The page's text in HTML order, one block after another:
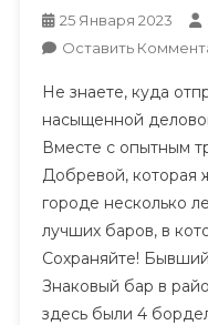
25 Января 2023
Оставить
Не знаете, куда
насыщенной
Вместе с опытным
Добревой, которая
городе несколько
лучших баров, в
Сохраняйте!
Знаковый бар в
здесь были 4